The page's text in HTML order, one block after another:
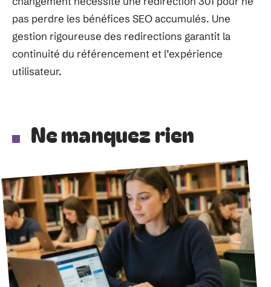
pas perdre les bénéfices SEO accumulés. Une
gestion rigoureuse des redirections garantit la
continuité du référencement et l’expérience
utilisateur.
Ne manquez rien